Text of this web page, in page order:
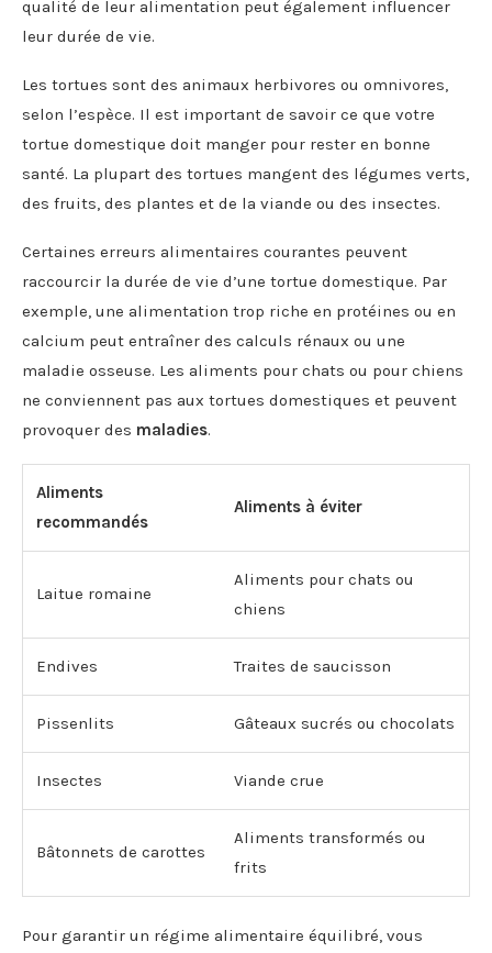
qualité de leur alimentation peut également influencer
leur durée de vie.
Les tortues sont des animaux herbivores ou omnivores,
selon l’espèce. Il est important de savoir ce que votre
tortue domestique doit manger pour rester en bonne
santé. La plupart des tortues mangent des légumes verts,
des fruits, des plantes et de la viande ou des insectes.
Certaines erreurs alimentaires courantes peuvent
raccourcir la durée de vie d’une tortue domestique. Par
exemple, une alimentation trop riche en protéines ou en
calcium peut entraîner des calculs rénaux ou une
maladie osseuse. Les aliments pour chats ou pour chiens
ne conviennent pas aux tortues domestiques et peuvent
provoquer des maladies.
Aliments
recommandés
Aliments à éviter
Laitue romaine
Aliments pour chats ou
chiens
Endives Traites de saucisson
Pissenlits Gâteaux sucrés ou chocolats
Insectes Viande crue
Bâtonnets de carottes
Aliments transformés ou
frits
Pour garantir un régime alimentaire équilibré, vous